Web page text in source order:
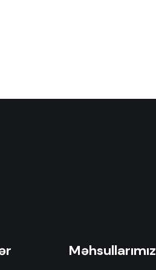
Məhsullarımız